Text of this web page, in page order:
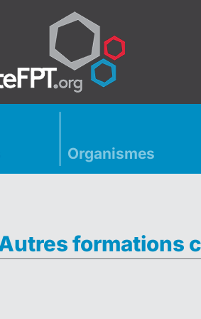
Organismes
formations